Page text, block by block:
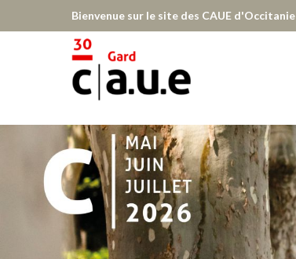
Bienvenue sur le site des CAUE d'Occitanie
Gard